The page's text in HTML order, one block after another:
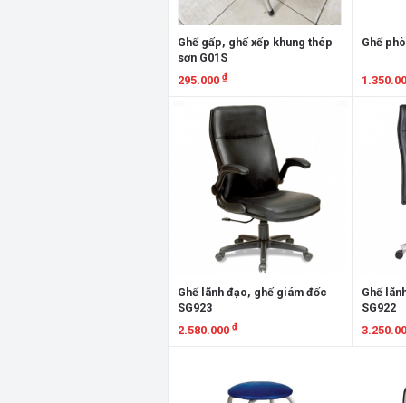
Ghế gấp, ghế xếp khung thép
sơn G01S
295.000 ₫
Xem chi tiết
Ghế
Xem
Ghế lãnh đạo, ghế giám đốc
SG923
2.580.000 ₫
Ghế
SG922